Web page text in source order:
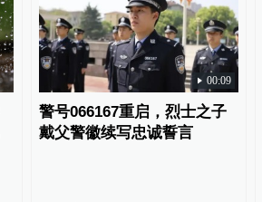
00:09
警号066167重启，烈士之子
戴父警徽续写忠诚誓言